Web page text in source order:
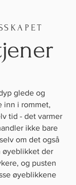
glede og
inn i rommet,
tid - det varmer
ikke bare
om det også
øyeblikket der
og pusten
øyeblikkene